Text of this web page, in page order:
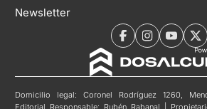
Newsletter
Domicilio legal: Coronel Rodríguez 1260,
Editorial Responsable: Rubén Rabanal |